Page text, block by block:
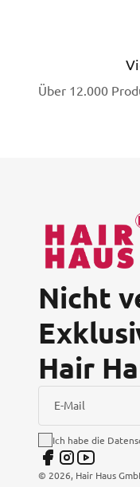
Über 12.000
Nicht
Hair
E-Mail
Ich habe die
© 2026, Hair Haus